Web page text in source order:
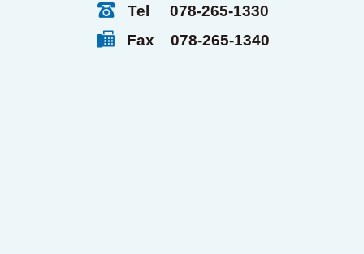
Tel
078-265-1330
Fax
078-265-1340